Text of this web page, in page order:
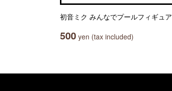
初音ミク みんなでプールフィギュア
500 yen (tax included)